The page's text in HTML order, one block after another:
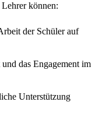
können:
der Schüler auf
das Engagement im
Unterstützung